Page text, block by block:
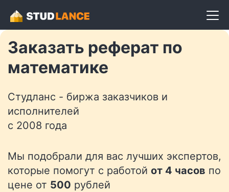
Заказать реферат по
математике
Студланс - биржа заказчиков и
исполнителей
с 2008 года
Мы подобрали для вас лучших экспертов,
которые помогут с работой от 4 часов по
цене от 500 рублей